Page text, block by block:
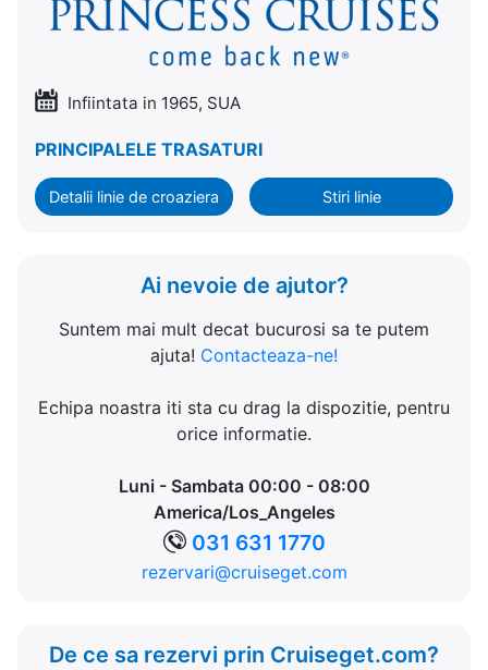
Infiintata in 1965, SUA
PRINCIPALELE TRASATURI
Detalii linie de croaziera Stiri linie
Ai nevoie de ajutor?
Suntem mai mult decat bucurosi sa te putem
ajuta! Contacteaza-ne!
Echipa noastra iti sta cu drag la dispozitie, pentru
orice informatie.
Luni - Sambata 00:00 - 08:00
America/Los_Angeles
031 631 1770
rezervari@cruiseget.com
De ce sa rezervi prin Cruiseget.com?